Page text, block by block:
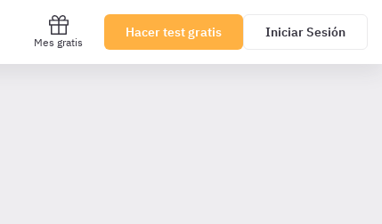
Mes gratis
Hacer test gratis Iniciar Sesión